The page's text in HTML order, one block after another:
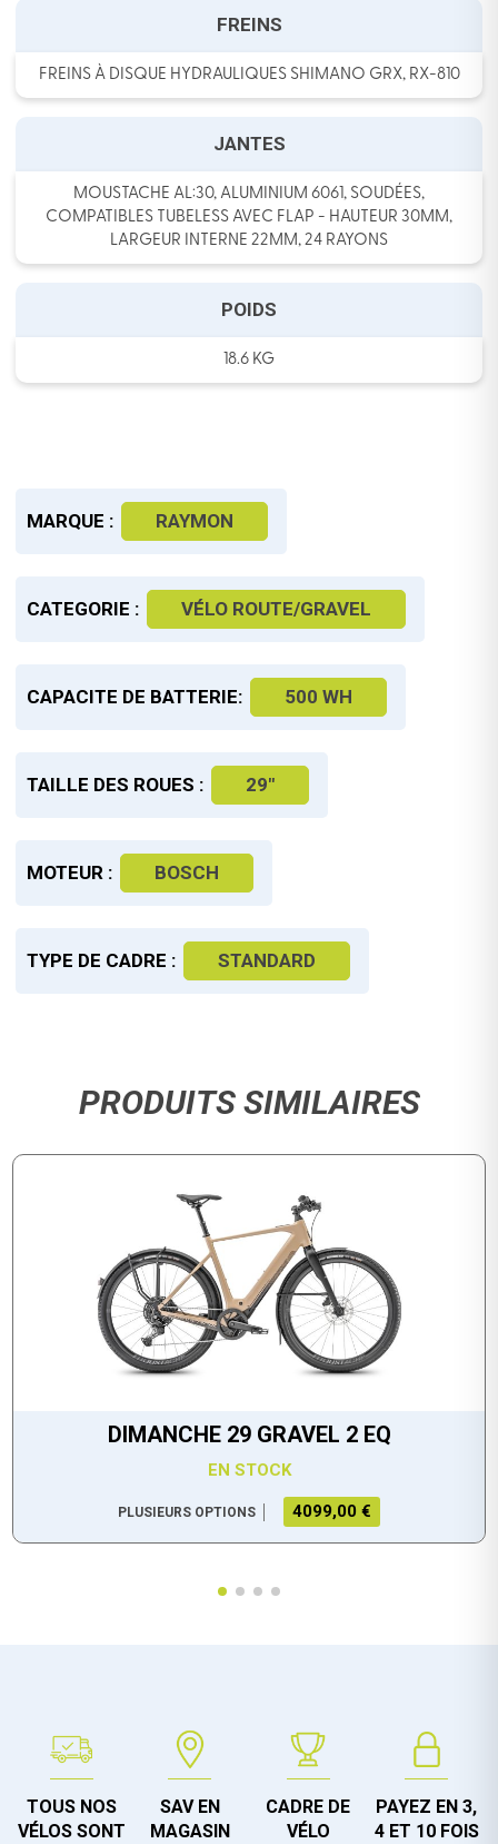
FREINS
FREINS À DISQUE HYDRAULIQUES SHIMANO GRX, RX-810
JANTES
MOUSTACHE AL:30, ALUMINIUM 6061, SOUDÉES,
COMPATIBLES TUBELESS AVEC FLAP - HAUTEUR 30MM,
LARGEUR INTERNE 22MM, 24 RAYONS
POIDS
18.6 KG
MARQUE : RAYMON
CATEGORIE : VÉLO ROUTE/GRAVEL
CAPACITE DE BATTERIE: 500 WH
TAILLE DES ROUES : 29"
MOTEUR : BOSCH
TYPE DE CADRE : STANDARD
PRODUITS SIMILAIRES
DIMANCHE 29 GRAVEL 2 EQ
EN STOCK
PLUSIEURS OPTIONS 4099,00 €
TOUS NOS
VÉLOS SONT
SAV EN
MAGASIN
CADRE DE
VÉLO
PAYEZ EN 3,
4 ET 10 FOIS